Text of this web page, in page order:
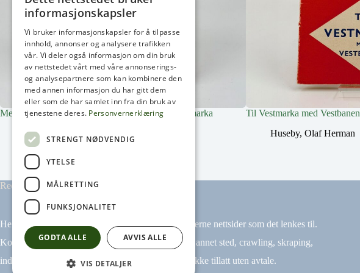
Med Vestbanen til Oslos Vestmark og Drammensmarka
Huseby, Olaf Herman
Til Vestmarka med Vestbanen
Huseby, Olaf Herman
Redaktør: Arne Henrik Frogh
Heikampen AS har ikke ansvar for innhold på eksterne nettsider som det lenkes til.
Kopiering av materiale fra Heikampen.no for bruk annet sted, crawling, skraping,
indeksering (for eksempel tekst og datamining) er ikke tillatt uten avtale.
informasjonskapsler
Vi bruker informasjonskapsler for å tilpasse
innhold, annonser og analysere trafikken
vår. Vi deler også informasjon om din bruk
av nettstedet vårt med våre annonserings-
og analysepartnere som kan kombinere den
med annen informasjon du har gitt dem
eller som de har samlet inn fra din bruk av
tjenestene deres. Personvernerklæring
STRENGT NØDVENDIG
YTELSE
MÅLRETTING
FUNKSJONALITET
GODTA ALLE AVVIS ALLE
VIS DETALJER